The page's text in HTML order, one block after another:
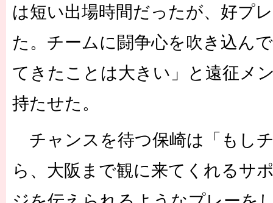
は短い出場時間だったが、好プ
た。チームに闘争心を吹き込ん
てきたことは大きい」と遠征メ
持たせた。
チャンスを待つ保崎は「もし
ら、大阪まで観に来てくれるサ